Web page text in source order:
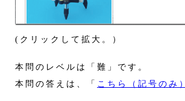
(クリックして拡大。）
本問のレベルは「難」です。
本問の答えは、「 こちら（記号のみ）